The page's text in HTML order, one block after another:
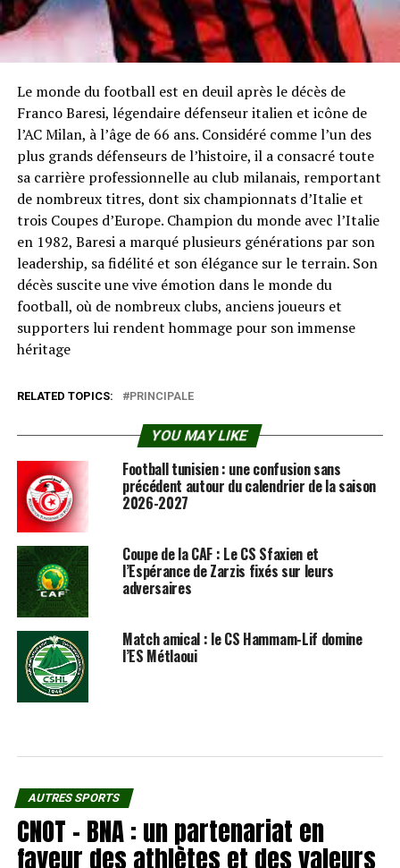
Le monde du football est en deuil après le décès de
Franco Baresi, légendaire défenseur italien et icône de
l’AC Milan, à l’âge de 66 ans. Considéré comme l’un des
plus grands défenseurs de l’histoire, il a consacré toute
sa carrière professionnelle au club milanais, remportant
de nombreux titres, dont six championnats d’Italie et
trois Coupes d’Europe. Champion du monde avec l’Italie
en 1982, Baresi a marqué plusieurs générations par son
leadership, sa fidélité et son élégance sur le terrain. Son
décès suscite une vive émotion dans le monde du
football, où de nombreux clubs, anciens joueurs et
supporters lui rendent hommage pour son immense
héritage
RELATED TOPICS: PRINCIPALE
YOU MAY LIKE
Football tunisien : une confusion sans
précédent autour du calendrier de la saison
2026-2027
Coupe de la CAF : Le CS Sfaxien et
l’Espérance de Zarzis fixés sur leurs
adversaires
Match amical : le CS Hammam-Lif domine
l’ES Métlaoui
AUTRES SPORTS
CNOT – BNA : un partenariat en
faveur des athlètes et des valeurs